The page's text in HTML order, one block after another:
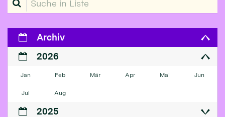
Archiv
2026
Jan Feb Mär Apr Mai Jun
Jul Aug
2025